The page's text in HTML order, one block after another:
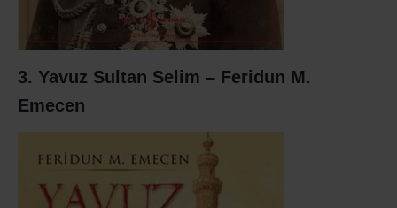
3. Yavuz Sultan Selim – Feridun M.
Emecen